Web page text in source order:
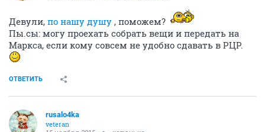
Девули, по нашу душу , поможем?
Пы.сы: могу проехать собрать вещи и передать на
Маркса, если кому совсем не удобно сдавать в РЦР.
ОТВЕТИТЬ
rusalo4ka
veteran